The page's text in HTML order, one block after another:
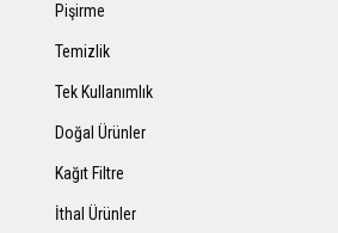
Pişirme
Temizlik
Tek Kullanımlık
Doğal Ürünler
Kağıt Filtre
İthal Ürünler